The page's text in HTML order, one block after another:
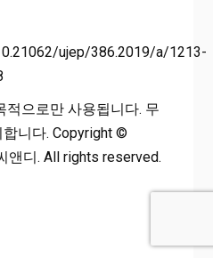
ujep/386.2019/a/1213-
적으로만 사용됩니다. 무
니다. Copyright ©
앤디. All rights reserved.